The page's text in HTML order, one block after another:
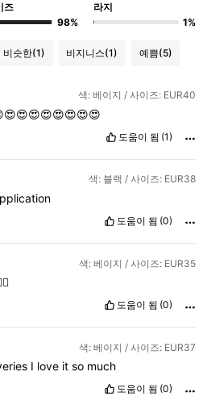
즈
98%
라지
1%
비슷한(1) 비지니스(1) 예쁨(5)
색: 베이지 / 사이즈: EUR40
도움이 됨 (1)
색: 블랙 / 사이즈: EUR38
도움이 됨 (0)
색: 베이지 / 사이즈: EUR35
도움이 됨 (0)
색: 베이지 / 사이즈: EUR37
I love itso much
도움이 됨 (0)